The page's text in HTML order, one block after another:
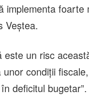
implementa
Veştea.
este un risc
condiţii
deficitul bugetar”.